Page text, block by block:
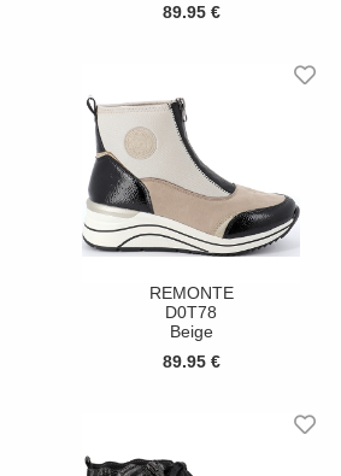
89.95 €
REMONTE
D0T78
Beige
89.95 €